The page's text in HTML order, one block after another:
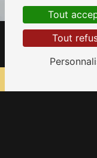
Tout
Tout